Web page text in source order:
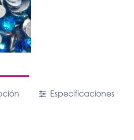
Especificaciones